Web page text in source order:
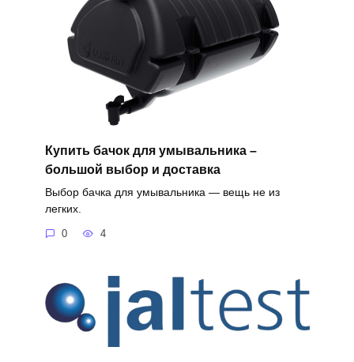
Купить бачок для умывальника –
большой выбор и доставка
Выбор бачка для умывальника — вещь не из
легких.
0 4